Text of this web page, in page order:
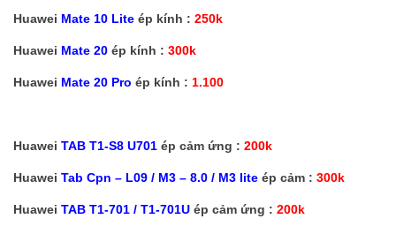
Huawei Mate 10 Lite ép kính : 250k
Huawei Mate 20 ép kính : 300k
Huawei Mate 20 Pro ép kính : 1.100
Huawei TAB T1-S8 U701 ép cảm ứng : 200k
Huawei Tab Cpn – L09 / M3 – 8.0 / M3 lite ép cảm : 300k
Huawei TAB T1-701 / T1-701U ép cảm ứng : 200k